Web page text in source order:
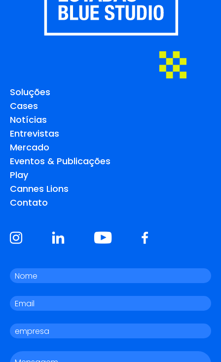
Soluções
Cases
Notícias
Entrevistas
Mercado
Eventos & Publicações
Play
Cannes Lions
Contato